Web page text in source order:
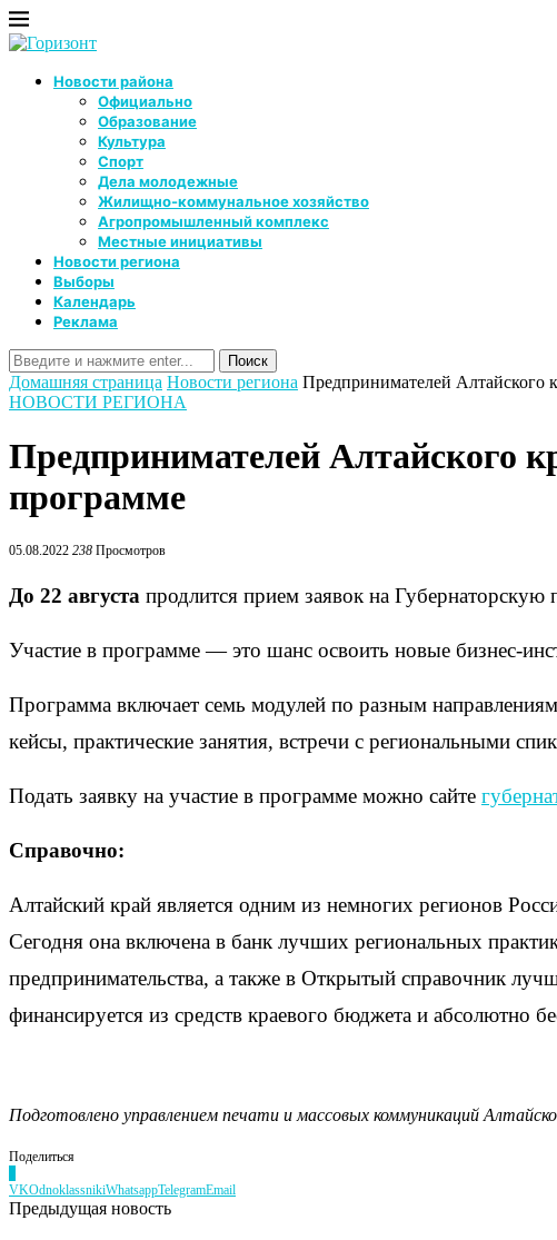
Новости района
Официально
Образование
Культура
Спорт
Дела молодежные
Жилищно-коммунальное хозяйство
Агропромышленный комплекс
Местные инициативы
Новости региона
Выборы
Календарь
Реклама
Домашняя страница Новости региона Предпринимателей Алтайского
НОВОСТИ РЕГИОНА
Предпринимателей Алтайского
программе
05.08.2022 238 Просмотров
До 22 августа продлится прием заявок на
Участие в программе — это шанс освоить новые бизнес-
Программа включает семь модулей по разным
кейсы, практические занятия, встречи с региональными
Подать заявку на участие в программе можно сайте
Справочно:
Алтайский край является одним из немногих регионов
Сегодня она включена в банк лучших региональных
предпринимательства, а также в Открытый справочник
финансируется из средств краевого бюджета и абсолютно
Подготовлено управлением печати и массовых коммуникаций
Поделиться
VKOdnoklassnikiWhatsappTelegramEmail
Предыдущая новость